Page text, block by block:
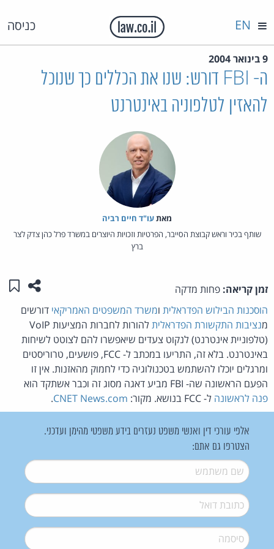
כניסה EN
9 בינואר 2004
ה- FBI דורש: שנו את הכללים כך שנוכל
להאזין לטלפוניה באינטרנט
מאת‏עו"ד חיים רביה
שותף בכיר וראש קבוצת הסייבר, הפרטיות וזכויות היוצרים במשרד פרל כהן צדק לצר
ברץ
זמן קריאה: פחות מדקה שתפו
הוסכנות הבילוש הפדראלית ומשרד המשפטים האמריקאי דורשים
מנציבות התקשורת הפדראלית
להורות לחברות המציעות VoIP
(טלפוניית אינטרנט) לנקוט צעדים שיאפשרו להם לצוטט לשיחות
באינטרנט. בלא זה, התריעו במכתב ל- FCC, פושעים, טרוריסטים
ומרגלים יוכלו להשתמש בטכנולוגיה כדי לחמוק מהאזנות. אין זו
הפעם הראשונה שה- FBI מביע דאגה מסוג זה וכבר אשתקד הוא
פנה לראשונה ל- FCC בנושא. מקור: CNET News.com
.
אלפי עורכי דין ואנשי משפט נעזרים בידע משפטי מהימן ועדכני.
הצטרפו גם אתם:
שם משתמש*
דואל*
סיסמה*